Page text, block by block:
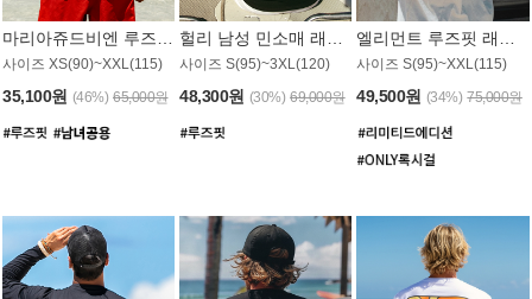
사이즈 XS(90)~XXL(115)
35,100원 (46%) 65,000원
사이즈 S(95)~3XL(120)
48,300원 (30%) 69,000원
사이즈 S(95)~XXL(115)
49,500원 (34%) 75,000원